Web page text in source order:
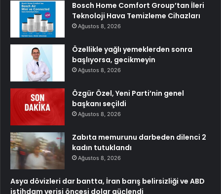
Bosch Home Comfort Group’tan İleri
Teknoloji Hava Temizleme Cihazları
Ağustos 8, 2026
Özellikle yağlı yemeklerden sonra
başlıyorsa, gecikmeyin
Ağustos 8, 2026
Özgür Özel, Yeni Parti’nin genel
başkanı seçildi
Ağustos 8, 2026
Zabıta memurunu darbeden dilenci 2
kadın tutuklandı
Ağustos 8, 2026
Asya dövizleri dar bantta, İran barış belirsizliği ve ABD
istihdam verisi öncesi dolar güçlendi